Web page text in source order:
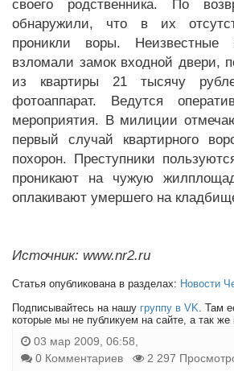
своего родственника. По
обнаружили, что в их
проникли воры. Неизвестные
взломали замок входной двери,
из квартиры 21 тысячу
фотоаппарат. Ведутся
мероприятия. В милиции
первый случай квартирного
похорон. Преступники
проникают на чужую
оплакивают умершего на
Источник: www.nr2.ru
Статья опубликована в разделах: Новости
Подписывайтесь на нашу группу в VK. Там
которые мы не публикуем на сайте, а так же
03 мар 2009, 06:58,
0 Комментариев
2 297